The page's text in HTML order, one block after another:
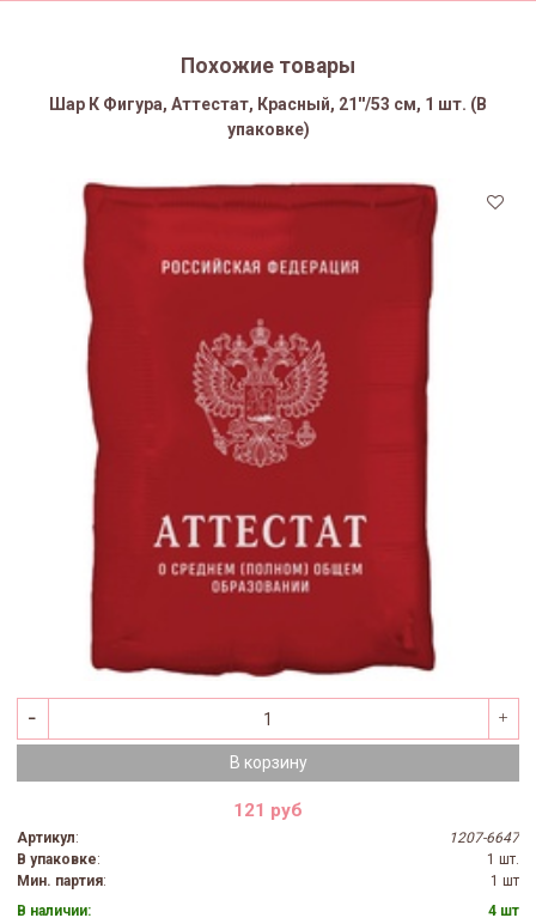
Похожие товары
Шар К Фигура, Аттестат, Красный, 21''/53 см, 1 шт. (В
упаковке)
В корзину
121 руб
Артикул:
1207-6647
В упаковке:
1 шт.
Мин. партия:
1 шт
В наличии:
4 шт